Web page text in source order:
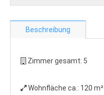
Beschreibung
Zimmer gesamt: 5
Wohnfläche ca.: 120 m²